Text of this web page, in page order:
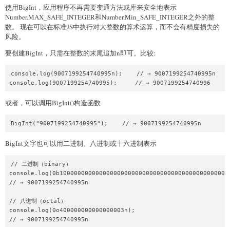
使用BigInt，应用程序不再需要变通方法或库来安全地表示
Number.MAX_SAFE_INTEGER和Number.Min_SAFE_INTEGER之外的整
数。 现在可以在标准JS中执行对大整数的算术运算，而不会有精度损失的
风险。
要创建BigInt，只需在整数的末尾追加n即可。比较:
console.log(9007199254740995n);    // → 9007199254740995n
或者，可以调用BigInt()构造函数
BigInt文字也可以用二进制、八进制或十六进制表示
// 二进制（binary）
// → 9007199254740995n
// 八进制（octal）
console.log(0o400000000000000003n);
// → 9007199254740995n